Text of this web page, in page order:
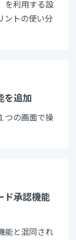
を利用する設
ントの使い分
を追加
つの画面で操
ド承認機能
能と混同され